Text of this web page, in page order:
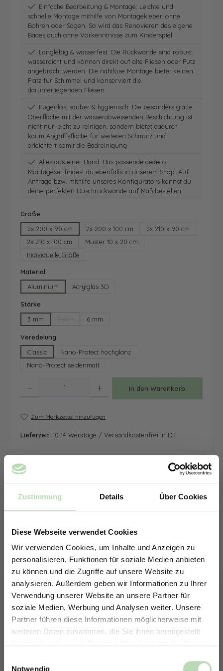
Zustimmung Details Über Cookies
Diese Webseite verwendet Cookies
Wir verwenden Cookies, um Inhalte und Anzeigen zu
personalisieren, Funktionen für soziale Medien anbieten
zu können und die Zugriffe auf unsere Website zu
analysieren. Außerdem geben wir Informationen zu Ihrer
Verwendung unserer Website an unsere Partner für
soziale Medien, Werbung und Analysen weiter. Unsere
Partner führen diese Informationen möglicherweise mit
weiteren Daten zusammen, die Sie ihnen bereitgestellt
Notwendig
Einfache Bearbeitung & Montage: Leichte und
schnelle Montage mithilfe von Montagekleber, ohne
Bohren oder Sägen. So wird das Renovieren des eigene
Bades auch ohne Vorkenntnisse zum Kinderspiel.
Langlebig & wasserfest: Die Rückwände sind robust,
wasserdicht und können direkt auf alte Fliesen oder Putz
angebracht werden. Die nahtlose Montage bietet keinen
Platz für Schimmel und konserviert die
darunterliegenden Fliesen
Fugenlos, sauber & hygienisch: Die besonders glatte
Oberfläche mit der wasserabweisenden Beschichtung ist
nicht nur leicht zu reinigen, sondern bietet dadurch
kaum Angriffsfläche für weiteren Schmutz und
erleichtert somit die Badreinigung
Alles aus einer Hand: Das passende dedeco
Montageset findest du ebenfalls in unserem Shop. Auf
Anfrage bzw. mithilfe unseres Konfigurators kannst du
deine perfekten Duschrückwände auf Maß bestellen
Größe
2x 200 x 90 cm
2x 200 x 100 cm
2x 210 x 90 cm
2x 210 x 100 cm
Muster 10 x 20 cm
Individuelle Größe
Material
Aluminium
Acrylglas 3D
Stärke
3 mm
(Diese Option ist zurzeit nicht verfügbar.)
6 mm
Veredelung
Classic
Nano-Protect hochglanz
Nano-Protect seidenmatt
In den Warenkorb
Zum Merkzettel hinzufügen
Lieferzeit: 10-14 Werktage / Versandkostenfrei in DE
Erstelle in nur 4 Schritten deine
ERHALTE 5% RABATT AUF
DEINE RÜCKWÄNDE